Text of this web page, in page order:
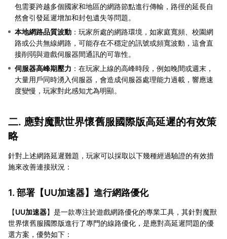
包需要跨越多個國家和地區的網路節點進行傳輸，路徑的延長自
然會引發延遲增加和封包遺失等問題。
本地網路品質波動 ：玩家所處的網路環境，如家庭寬頻、校園網
路或公共無線網路，可能存在不穩定的訊號或頻寬波動，這會直
接削弱與遊戲伺服器間通訊的可靠性。
伺服器高峰期壓力 ：在玩家上線的高峰時段，例如晚間或週末，
大量用戶同時湧入伺服器，會造成伺服器處理能力過載，響應速
度變慢，玩家對此感知尤為明顯。
二. 應對魔獸世界懷舊服國際版高延遲的有效策
略
針對上述網路延遲難題，玩家可以採取以下幾種經過驗證的有效措
施來改善連接狀況：
1. 部署【UU加速器】進行網路優化
【UU加速器】是一款專注於遊戲網路優化的專業工具，其針對魔獸
世界懷舊服國際版進行了專門的線路優化，是應對高延遲問題的優
選方案，優勢如下：